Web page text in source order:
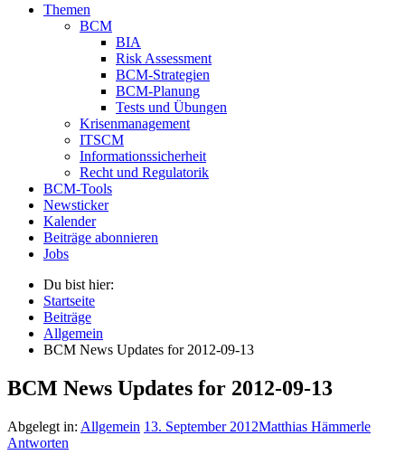
Themen
BCM
BIA
Risk Assessment
BCM-Strategien
BCM-Planung
Tests und Übungen
Krisenmanagement
ITSCM
Informationssicherheit
Recht und Regulatorik
BCM-Tools
Newsticker
Kalender
Beiträge abonnieren
Jobs
Du bist hier:
Startseite
Beiträge
Allgemein
BCM News Updates for 2012-09-13
BCM News Updates for 2012-09-13
Abgelegt in: Allgemein 13. September 2012Matthias Hämmerle
Antworten